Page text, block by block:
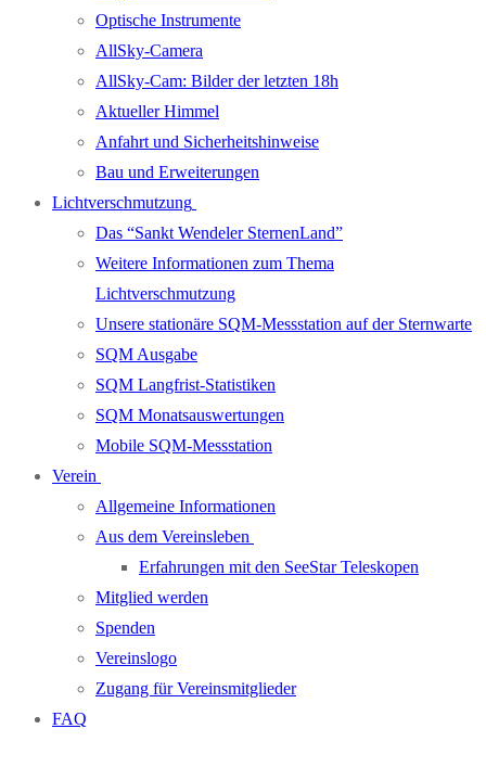
Optische Instrumente
AllSky-Camera
AllSky-Cam: Bilder der letzten 18h
Aktueller Himmel
Anfahrt und Sicherheitshinweise
Bau und Erweiterungen
Lichtverschmutzung
Das “Sankt Wendeler SternenLand”
Weitere Informationen zum Thema
Lichtverschmutzung
Unsere stationäre SQM-Messstation auf der Sternwarte
SQM Ausgabe
SQM Langfrist-Statistiken
SQM Monatsauswertungen
Mobile SQM-Messstation
Verein
Allgemeine Informationen
Aus dem Vereinsleben
Erfahrungen mit den SeeStar Teleskopen
Mitglied werden
Spenden
Vereinslogo
Zugang für Vereinsmitglieder
FAQ